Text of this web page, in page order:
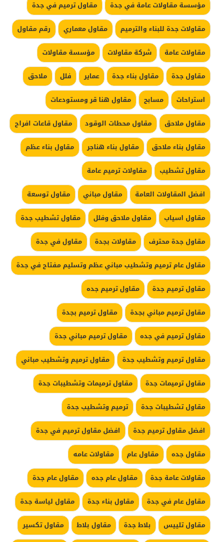
مؤسسة مقاولات عامة في جدة
مقاول ترميم في جدة
مقاولات جدة للبناء والترميم
مقاول معماري
رقم مقاول
مقاولات عامة
شركة مقاولات
مؤسسة مقاولات
مقاول جدة
مقاول بناء جدة عماير فلل
ملاحق
استراحات
مسابح
مقاول هنا قر ومستودعات
مقاول ملاحق
مقاول محطات الوقود
مقاول قاعات افراح
مقاول بناء ملاحق
مقاول بناء هناجر
مقاول بناء عظم
مقاول تشطيب
مقاولات ترميم عامة
افضل المقاولات العامة
مقاول مباني
مقاول توسعة
مقاول اسياب
مقاول ملاحق وفلل
مقاول تشطيب جدة
مقاول جدة محترف
مقاولات بجدة
مقاول في جدة
مقاول عام ترميم وتشطيب مباني عظم وتسليم مفتاح في جدة
مقاول ترميم جدة
مقاول ترميم جده
مقاول ترميم مباني بجدة
مقاول ترميم بجدة
مقاول ترميم في جده
مقاول ترميم مباني جدة
مقاول ترميم وتشطيب جدة
مقاول ترميم وتشطيب مباني
مقاول ترميمات جدة
مقاول ترميمات وتشطيبات جدة
مقاول تشطيبات جدة
ترميم وتشطيب جدة
افضل مقاول ترميم جدة
افضل مقاول ترميم في جدة
مقاول جده
مقاول عام
مقاولات عامه
مقاولات عامة جدة
مقاول عام جده
مقاول عام جدة
مقاول عام في جدة
مقاول بناء جدة
مقاول لياسة جدة
مقاول تلييس
بلاط جدة مقاول بلاط
مقاول تكسير